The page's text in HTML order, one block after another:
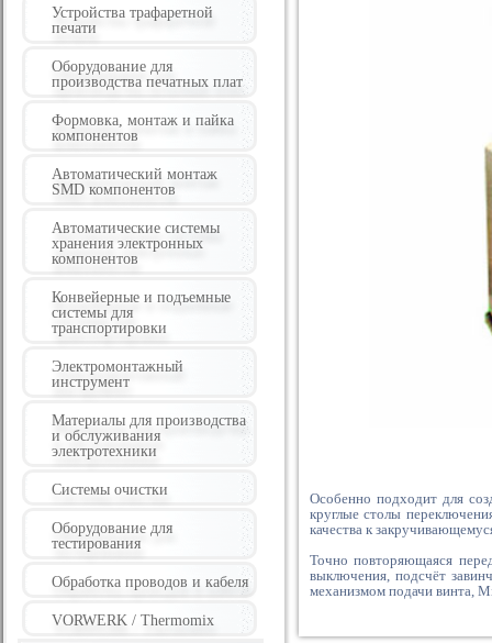
Устройства трафаретной
печати
Оборудование для
производства печатных плат
Формовка, монтаж и пайка
компонентов
Автоматический монтаж
SMD компонентов
Автоматические системы
хранения электронных
компонентов
Конвейерные и подъемные
системы для
транспортировки
Электромонтажный
инструмент
Материалы для производства
и обслуживания
электротехники
Системы очистки
Оборудование для
тестирования
Обработка проводов и кабеля
VORWERK / Thermomix
Особенно подходит для
круглые столы
качества к
Точно повторяющаяся
выключения, подсчёт
механизмом подачи винта,